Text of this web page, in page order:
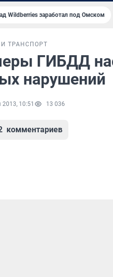
Wildberries заработал под Омском
ТРАНСПОРТ
ГИБДД
нарушений
10:51 13 036
комментариев